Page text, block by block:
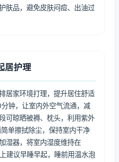
肤品，避免皮肤闷痘、出油过
居护理
居家环境打理，提升居住舒适
钟，让室内外空气流通，减
可晾晒被褥、枕头，利用紫外
单擦拭除尘，保持室内干净
湿器，将室内湿度维持在
建议早睡早起，睡前用温水泡